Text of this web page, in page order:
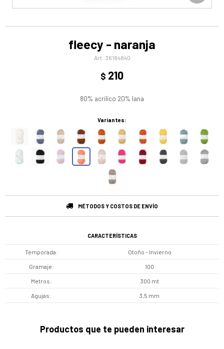
fleecy - naranja
36184840
$ 210
80% acrilico 20% lana
Variantes:
MÉTODOS Y COSTOS DE ENVÍO
CARACTERÍSTICAS
Temporada Otoño - Invierno
Gramaje 100
Metros 300 mt
Agujas 3,5 mm
Productos que te pueden interesar